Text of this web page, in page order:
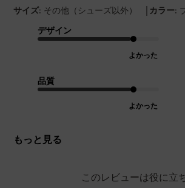
サイズ: その他（シューズ以外） | カラー:
デザイン
よかった
品質
よかった
もっと見る
このレビューは役に立